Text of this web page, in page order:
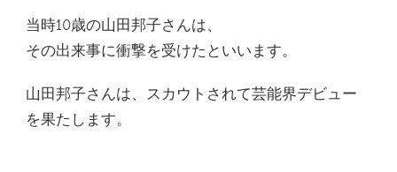
当時10歳の山田邦子さんは、
その出来事に衝撃を受けたといいます。
山田邦子さんは、スカウトされて芸能界デビュー
を果たします。